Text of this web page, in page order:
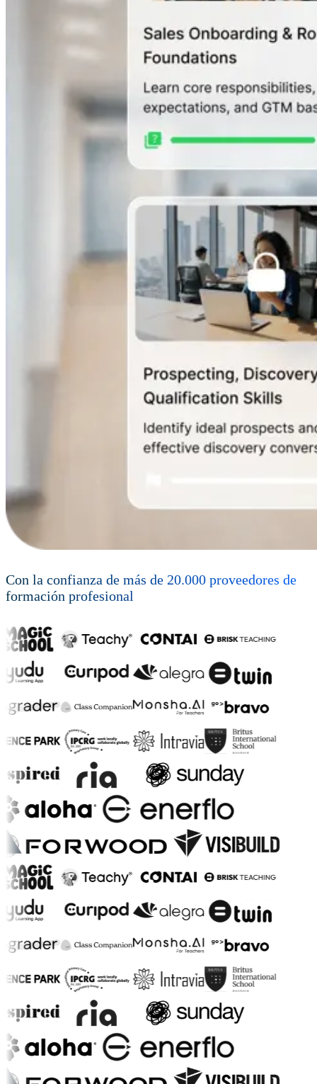
Con la confianza de más de 20.000 proveedores de
formación profesional